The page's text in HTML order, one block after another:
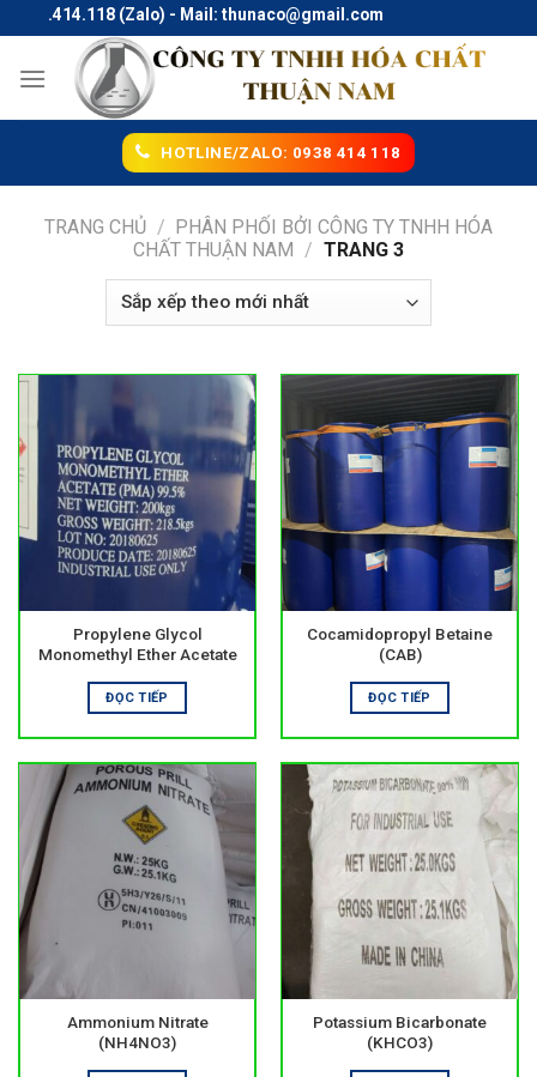
to
content
(Zalo) - Mail: thunaco@gmail.com
HOTLINE/ZALO: 0938 414 118
TRANG CHỦ / PHÂN PHỐI BỞI CÔNG TY TNHH HÓA
CHẤT THUẬN NAM / TRANG 3
Propylene Glycol
Monomethyl Ether Acetate
ĐỌC TIẾP
Cocamidopropyl Betaine
(CAB)
ĐỌC TIẾP
Ammonium Nitrate
(NH4NO3)
Potassium Bicarbonate
(KHCO3)